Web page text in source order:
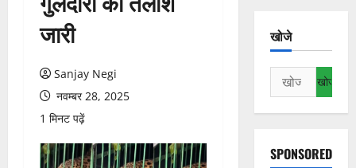
जारी
Sanjay Negi
नवम्बर 28, 2025
1 मिनट पढ़ें
खोजे
निम्न
को
खोजें:
SPONSORED